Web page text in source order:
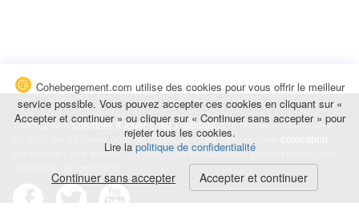
Trouvez unechambre à louer chez l'habitantà la nuitée, à la semaine,
au mois ou à l'année pour de courts et longs séjours, une
temporaire : des études, un stage, un déplacement professionnel, une
Cohebergement.com utilise des cookies pour vous offrir le meilleur
service possible. Vous pouvez accepter ces cookies en cliquant sur «
Accepter et continuer » ou cliquer sur « Continuer sans accepter » pour
rejeter tous les cookies.
Lire la politique de confidentialité
Continuer sans accepter Accepter et continuer